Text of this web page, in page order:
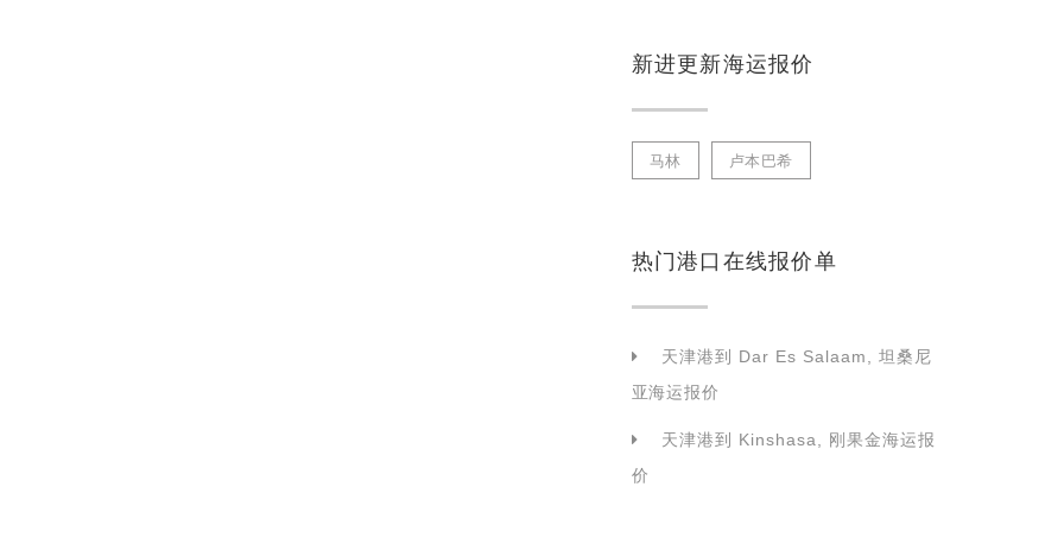
新进更新海运报价
马林 卢本巴希
热门港口在线报价单
天津港到 Dar Es Salaam, 坦桑尼
亚海运报价
天津港到 Kinshasa, 刚果金海运报
价